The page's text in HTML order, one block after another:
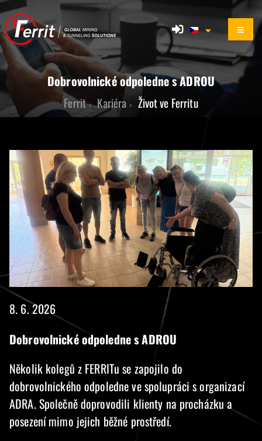
Dobrovolnické odpoledne s ADROU
Ferrit Kariéra Život ve Ferritu
8. 6. 2026
Dobrovolnické odpoledne s ADROU
Několik kolegů z FERRITu se zapojilo do
dobrovolnického odpoledne ve spolupráci s organizací
ADRA. Společně doprovodili klienty na procházku a
posezení mimo jejich běžné prostředí.